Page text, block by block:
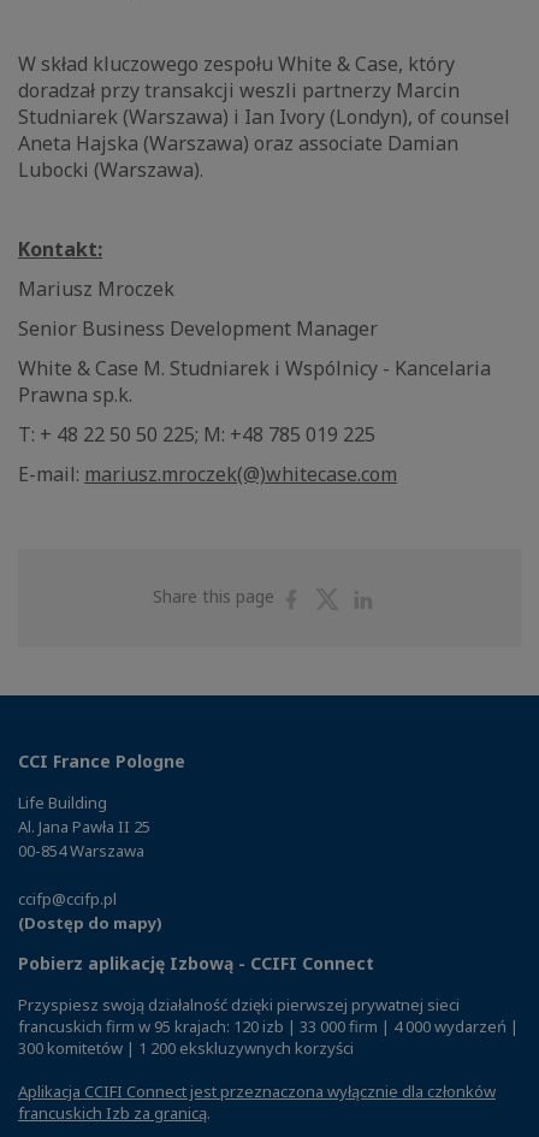
W skład kluczowego zespołu White & Case, który
doradzał przy transakcji weszli partnerzy Marcin
Studniarek (Warszawa) i Ian Ivory (Londyn), of counsel
Aneta Hajska (Warszawa) oraz associate Damian
Lubocki (Warszawa).
Kontakt:
Mariusz Mroczek
Senior Business Development Manager
White & Case M. Studniarek i Wspólnicy - Kancelaria
Prawna sp.k.
T: + 48 22 50 50 225; M: +48 785 019 225
E-mail: mariusz.mroczek(@)whitecase.com
Share this page
ShareShare
CCI France Pologne
Life Building
Al. Jana Pawła II 25
00-854 Warszawa
ccifp@ccifp.pl
(Dostęp do mapy)
Pobierz aplikację Izbową - CCIFI Connect
Przyspiesz swoją działalność dzięki pierwszej prywatnej sieci
francuskich firm w 95 krajach: 120 izb | 33 000 firm | 4 000 wydarzeń |
300 komitetów | 1 200 ekskluzywnych korzyści
Aplikacja CCIFI Connect jest przeznaczona wyłącznie dla członków
francuskich Izb za granicą.